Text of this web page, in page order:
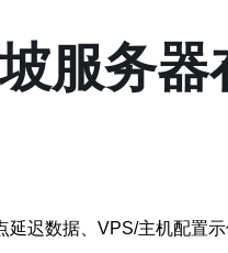
服务
延迟数据、VPS/主机配置